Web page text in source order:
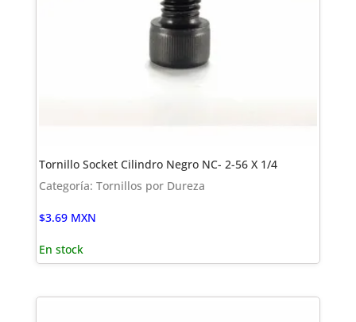
Tornillo Socket Cilindro Negro NC- 2-56 X 1/4
Categoría: Tornillos por Dureza
$3.69 MXN
En stock